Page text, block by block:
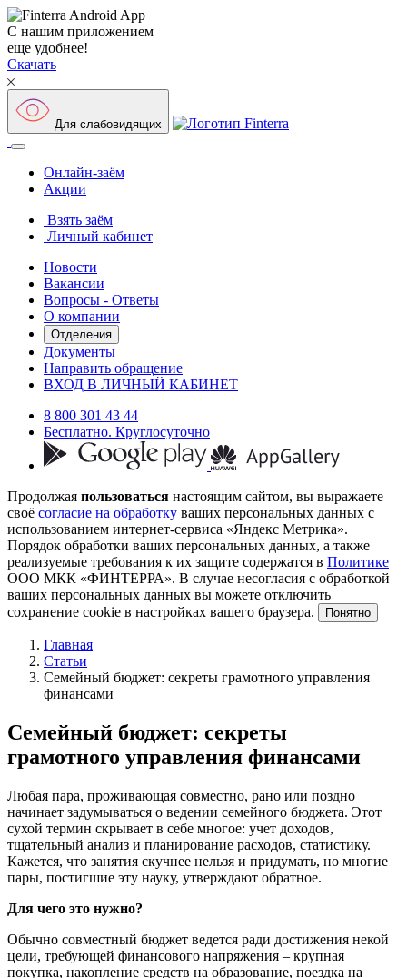
С нашим приложением
еще удобнее!
Скачать
Для слабовидящих
Онлайн-заём
Акции
Взять заём
Личный кабинет
Новости
Вакансии
Вопросы - Ответы
О компании
Отделения
Документы
Направить обращение
ВХОД В ЛИЧНЫЙ КАБИНЕТ
8 800 301 43 44
Бесплатно. Круглосуточно
Продолжая пользоваться настоящим сайтом, вы выражаете
своё согласие на обработку ваших персональных данных с
использованием интернет-сервиса «Яндекс Метрика».
Порядок обработки ваших персональных данных, а также
реализуемые требования к их защите содержатся в Политике
ООО МКК «ФИНТЕРРА». В случае несогласия с обработкой
ваших персональных данных вы можете отключить
сохранение cookie в настройках вашего браузера.
Понятно
Главная
Статьи
Семейный бюджет: секреты грамотного управления
финансами
Семейный бюджет: секреты
грамотного управления финансами
Любая пара, проживающая совместно, рано или поздно
начинает задумываться о ведении семейного бюджета. Этот
сухой термин скрывает в себе многое: учет доходов,
тщательный анализ и планирование расходов, статистику.
Кажется, что занятия скучнее нельзя и придумать, но многие
пары, постигшие эту науку, утверждают обратное.
Для чего это нужно?
Обычно совместный бюджет ведется ради достижения некой
цели, требующей финансового напряжения – крупная
покупка, накопление средств на образование, поездка на